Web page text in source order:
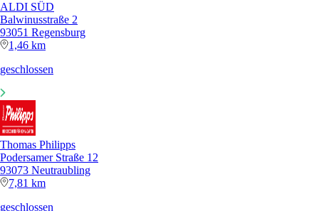
ALDI SÜD
Balwinusstraße 2
93051 Regensburg
1,46 km
geschlossen
Thomas Philipps
Podersamer Straße 12
93073 Neutraubling
7,81 km
geschlossen